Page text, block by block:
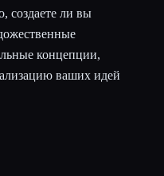
создаете ли вы
концепции,
ваших идей